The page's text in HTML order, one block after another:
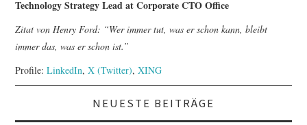
Technology Strategy Lead at Corporate CTO Office
Zitat von Henry Ford: “Wer immer tut, was er schon kann, bleibt
immer das, was er schon ist.”
Profile:LinkedIn,X (Twitter),XING
NEUESTE BEITRÄGE